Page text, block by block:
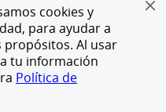
cookies y
para ayudar a
Al usar
tu información
Política de